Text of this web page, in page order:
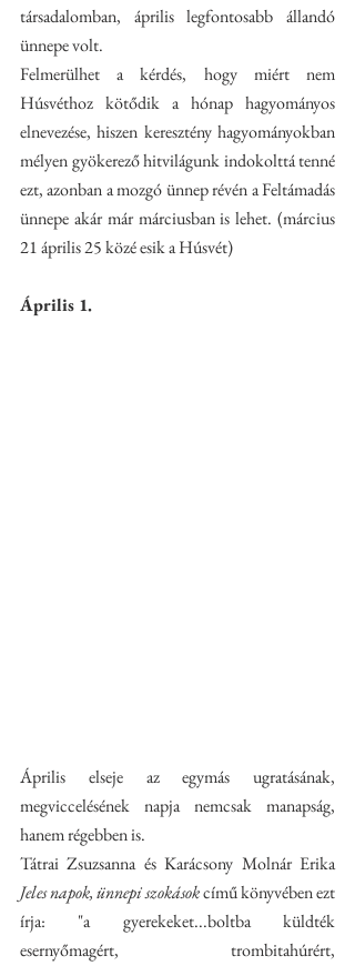
társadalomban, április legfontosabb állandó
ünnepe volt.
Felmerülhet a kérdés, hogy miért nem
Húsvéthoz kötődik a hónap hagyományos
elnevezése, hiszen keresztény hagyományokban
mélyen gyökerező hitvilágunk indokolttá tenné
ezt, azonban a mozgó ünnep révén a Feltámadás
ünnepe akár már márciusban is lehet. (március
21 április 25 közé esik a Húsvét)
Április 1.
Április elseje az egymás ugratásának,
megviccelésének napja nemcsak manapság,
hanem régebben is.
Tátrai Zsuzsanna és Karácsony Molnár Erika
Jeles napok, ünnepi szokások című könyvében ezt
írja: "a gyerekeket...boltba küldték
esernyőmagért, trombitahúrért,